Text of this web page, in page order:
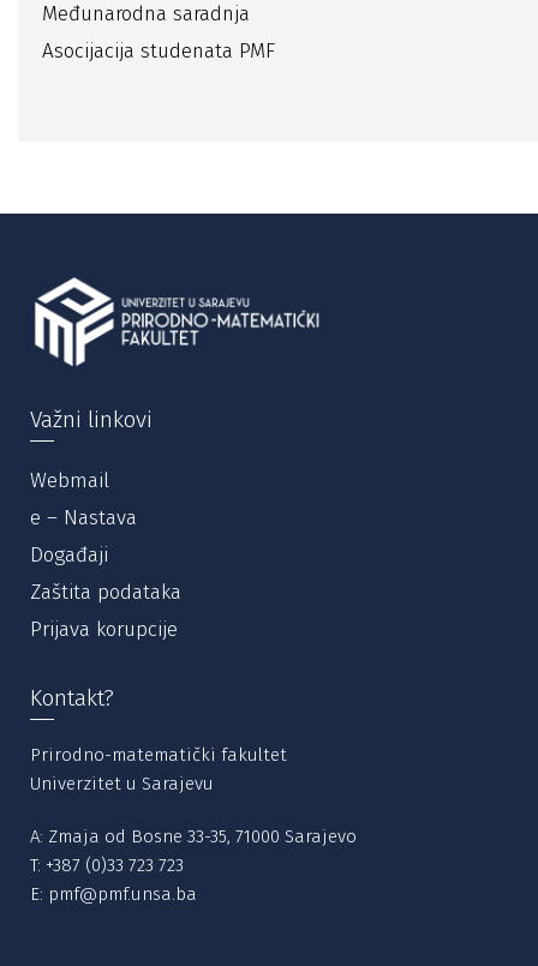
Međunarodna saradnja
Asocijacija studenata PMF
Važni linkovi
Webmail
e – Nastava
Događaji
Zaštita podataka
Prijava korupcije
Kontakt?
Prirodno-matematički fakultet
Univerzitet u Sarajevu
A: Zmaja od Bosne 33-35, 71000 Sarajevo
T: +387 (0)33 723 723
E: pmf@pmf.unsa.ba